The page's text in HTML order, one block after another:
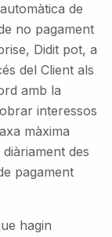
de
no pagament
Didit pot, a
del Client als
amb la
interessos
màxima
des
pagament
hagin